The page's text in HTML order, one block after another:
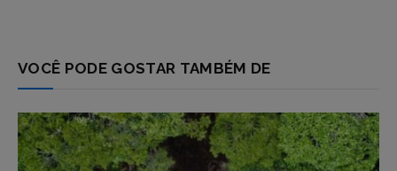
VOCÊ PODE GOSTAR TAMBÉM DE